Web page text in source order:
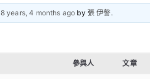
8 years, 4 months ago by 張 伊謦.
參與人 文章